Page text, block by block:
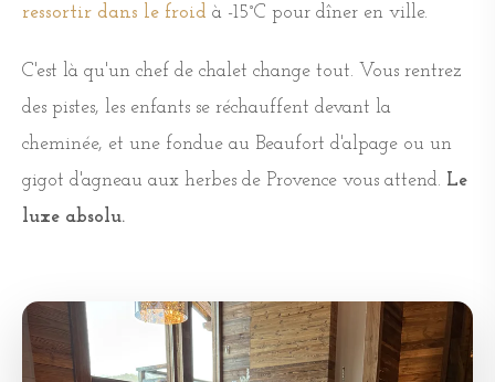
ressortir dans le froid à -15°C pour dîner en ville.
C'est là qu'un chef de chalet change tout. Vous rentrez
des pistes, les enfants se réchauffent devant la
cheminée, et une fondue au Beaufort d'alpage ou un
gigot d'agneau aux herbes de Provence vous attend. Le
luxe absolu.